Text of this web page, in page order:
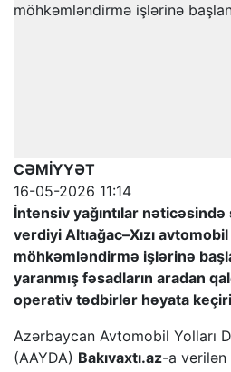
CƏMİYYƏT
16-05-2026 11:14
İntensiv yağıntılar
verdiyi Altıağac–Xızı
möhkəmləndirmə işlərinə
yaranmış fəsadların aradan
operativ tədbirlər həyata
Azərbaycan Avtomobil Yolları
(AAYDA) Bakıvaxtı.az-a verilən